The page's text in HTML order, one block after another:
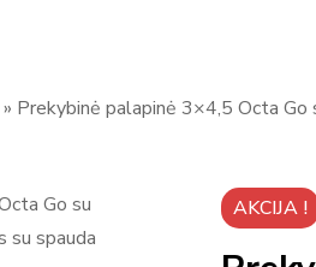
» Prekybinė palapinė 3×4,5 Octa
AKCIJA !